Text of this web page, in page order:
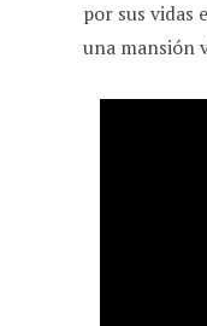
por sus vidas
una mansión